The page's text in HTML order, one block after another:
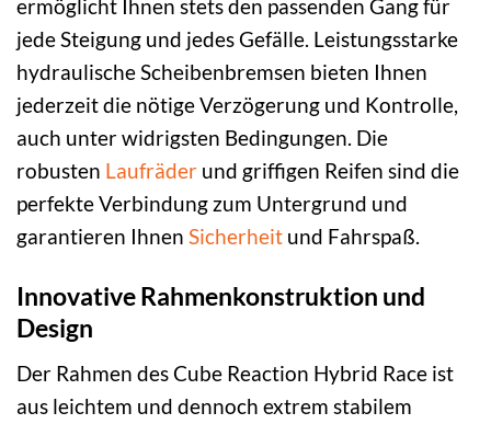
ermöglicht Ihnen stets den passenden Gang für
jede Steigung und jedes Gefälle. Leistungsstarke
hydraulische Scheibenbremsen bieten Ihnen
jederzeit die nötige Verzögerung und Kontrolle,
auch unter widrigsten Bedingungen. Die
robusten Laufräder und griffigen Reifen sind die
perfekte Verbindung zum Untergrund und
garantieren Ihnen Sicherheit und Fahrspaß.
Innovative Rahmenkonstruktion und
Design
Der Rahmen des Cube Reaction Hybrid Race ist
aus leichtem und dennoch extrem stabilem